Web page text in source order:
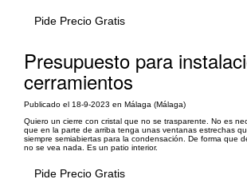
Pide Precio Gratis
Presupuesto para
cerramientos
Publicado el 18-9-2023 en Málaga (Málaga)
Quiero un cierre con cristal que no se trasparente. No es
que en la parte de arriba tenga unas ventanas estrechas
siempre semiabiertas para la condensación. De forma que
no se vea nada. Es un patio interior.
Pide Precio Gratis